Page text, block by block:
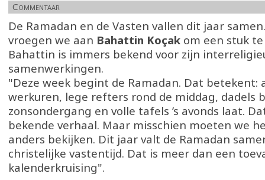
Commentaar
De Ramadan en de Vasten vallen dit jaar
vroegen we aan Bahattin Koçak om een stuk
Bahattin is immers bekend voor zijn
samenwerkingen.
"Deze week begint de Ramadan. Dat betekent:
werkuren, lege refters rond de middag, dadels
zonsondergang en volle tafels ’s avonds laat.
bekende verhaal. Maar misschien moeten we
anders bekijken. Dit jaar valt de Ramadan
christelijke vastentijd. Dat is meer dan een
kalenderkruising".